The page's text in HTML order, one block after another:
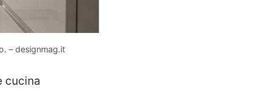
– designmag.it
cucina